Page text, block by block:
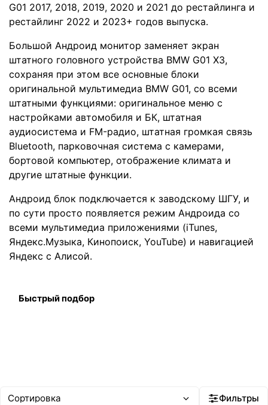
G01 2017, 2018, 2019, 2020 и 2021 до рестайлинга и
рестайлинг 2022 и 2023+ годов выпуска.
Большой Андроид монитор заменяет экран
штатного головного устройства BMW G01 X3,
сохраняя при этом все основные блоки
оригинальной мультимедиа BMW G01, со всеми
штатными функциями: оригинальное меню с
настройками автомобиля и БК, штатная
аудиосистема и FM-радио, штатная громкая связь
Bluetooth, парковочная система с камерами,
бортовой компьютер, отображение климата и
другие штатные функции.
Андроид блок подключается к заводскому ШГУ, и
по сути просто появляется режим Андроида со
всеми мультимедиа приложениями (iTunes,
Яндекс.Музыка, Кинопоиск, YouTube) и навигацией
Яндекс с Алисой.
Быстрый подбор
Фильтры